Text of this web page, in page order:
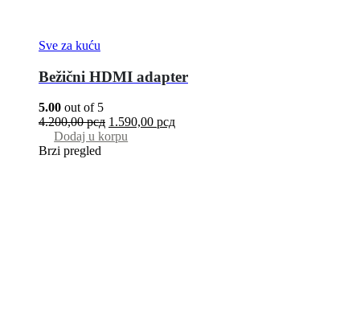
Sve za kuću
Bežični HDMI adapter
5.00 out of 5
4.200,00рсд 1.590,00 рсд
Dodaj u korpu
Brzi pregled